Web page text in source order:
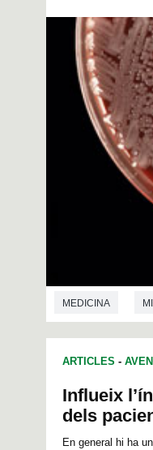
MEDICINA
ARTICLES -
Influeix
dels
En general hi ha